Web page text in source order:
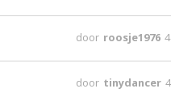
door roosje1976
door tinydancer